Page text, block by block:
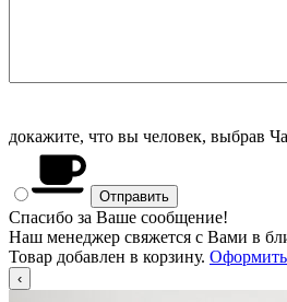
докажите, что вы человек, выбрав
Спасибо за Ваше сообщение!
Наш менеджер свяжется с Вами в
Товар добавлен в корзину. Оформить